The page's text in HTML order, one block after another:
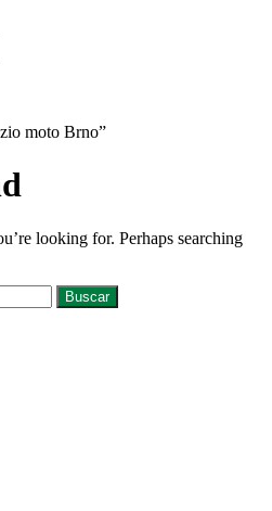
moto Brno”
looking for. Perhaps searching